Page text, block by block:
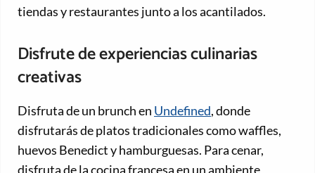
tiendas y restaurantes junto a los acantilados.
Disfrute de experiencias culinarias
creativas
Disfruta de un brunch en Undefined, donde
disfrutarás de platos tradicionales como waffles,
huevos Benedict y hamburguesas. Para cenar,
disfruta de la cocina francesa en un ambiente